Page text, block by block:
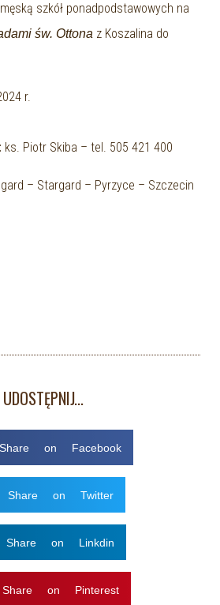
szkół ponadpodstawowych na
św. Ottona z Koszalina do
r.
ks. Piotr Skiba – tel. 505 421 400
– Stargard – Pyrzyce – Szczecin
UDOSTĘPNIJ...
Share on Facebook
Share on Twitter
Share on Linkdin
Share on Pinterest